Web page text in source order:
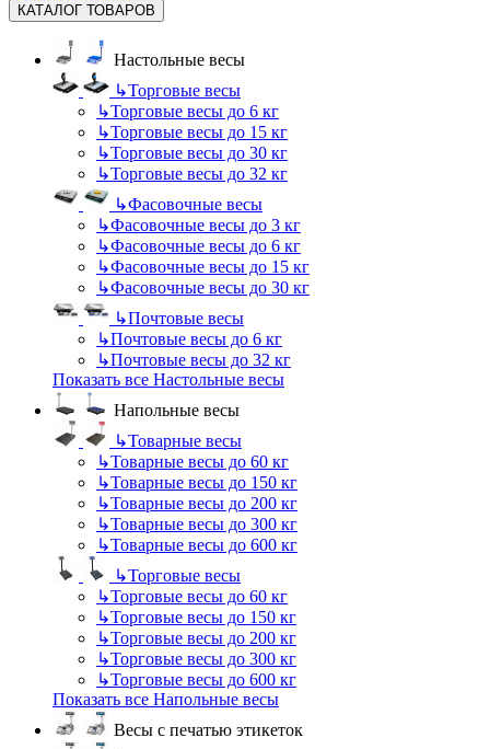
КАТАЛОГ ТОВАРОВ
Настольные весы
↳Торговые весы
↳Торговые весы до 6 кг
↳Торговые весы до 15 кг
↳Торговые весы до 30 кг
↳Торговые весы до 32 кг
↳Фасовочные весы
↳Фасовочные весы до 3 кг
↳Фасовочные весы до 6 кг
↳Фасовочные весы до 15 кг
↳Фасовочные весы до 30 кг
↳Почтовые весы
↳Почтовые весы до 6 кг
↳Почтовые весы до 32 кг
Показать все Настольные весы
Напольные весы
↳Товарные весы
↳Товарные весы до 60 кг
↳Товарные весы до 150 кг
↳Товарные весы до 200 кг
↳Товарные весы до 300 кг
↳Товарные весы до 600 кг
↳Торговые весы
↳Торговые весы до 60 кг
↳Торговые весы до 150 кг
↳Торговые весы до 200 кг
↳Торговые весы до 300 кг
↳Торговые весы до 600 кг
Показать все Напольные весы
Весы с печатью этикеток